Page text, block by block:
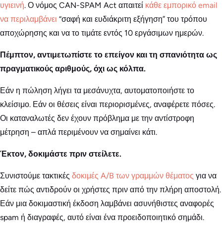
υγιεινή. Ο νόμος CAN-SPAM Act απαιτεί κάθε εμπορικό email
να περιλαμβάνει “σαφή και ευδιάκριτη εξήγηση” του τρόπου
αποχώρησης και να το τιμάτε εντός 10 εργάσιμων ημερών.
Πέμπτον, αντιμετωπίστε το επείγον και τη σπανιότητα ως
πραγματικούς αριθμούς, όχι ως κόλπα.
Εάν η πώληση λήγει τα μεσάνυχτα, αυτοματοποιήστε το
κλείσιμο. Εάν οι θέσεις είναι περιορισμένες, αναφέρετε πόσες.
Οι καταναλωτές δεν έχουν πρόβλημα με την αντίστροφη
μέτρηση – απλά περιμένουν να σημαίνει κάτι.
Έκτον, δοκιμάστε πριν στείλετε.
Συνιστούμε τακτικές δοκιμές A/B των γραμμών θέματος για να
δείτε πώς αντιδρούν οι χρήστες πριν από την πλήρη αποστολή.
Εάν μια δοκιμαστική έκδοση λαμβάνει ασυνήθιστες αναφορές
spam ή διαγραφές, αυτό είναι ένα προειδοποιητικό σημάδι.